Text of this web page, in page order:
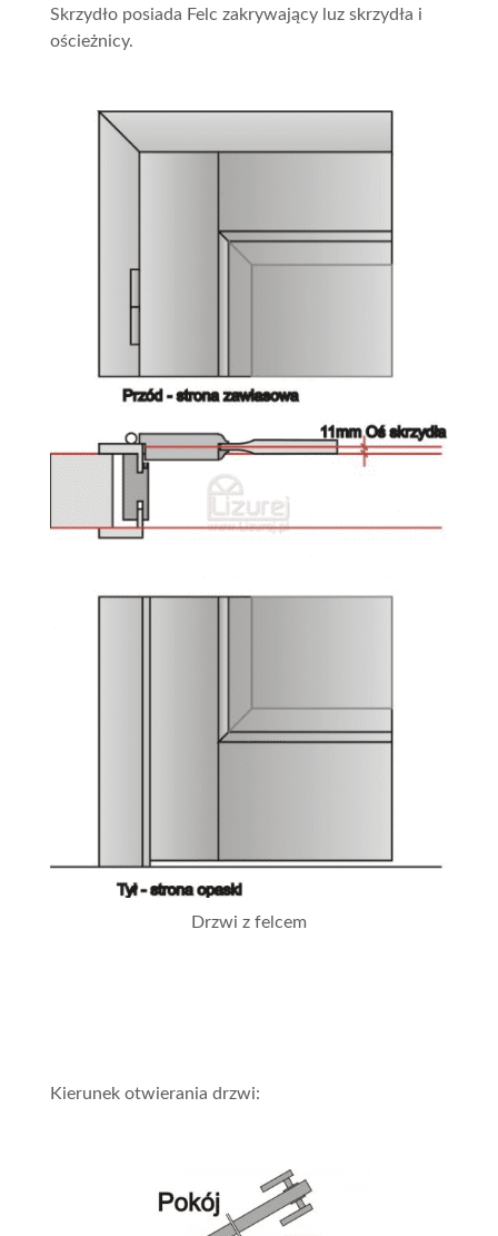
Skrzydło posiada Felc zakrywający luz skrzydła i
ościeżnicy.
Drzwi z felcem
Kierunek otwierania drzwi: